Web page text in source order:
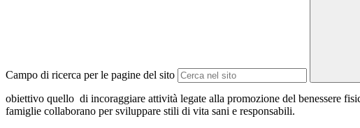
Campo di ricerca per le pagine del sito
obiettivo quello di incoraggiare attività legate alla promozione del benessere
famiglie collaborano per sviluppare stili di vita sani e responsabili.